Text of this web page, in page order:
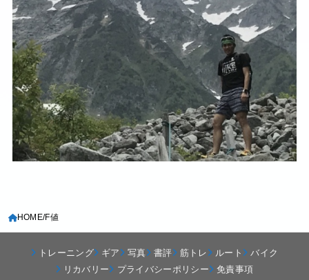
HOME F値
トレーニング ギア 写真 書評 筋トレ ルート
バイク
リカバリー
プライバシーポリシー 免責事項